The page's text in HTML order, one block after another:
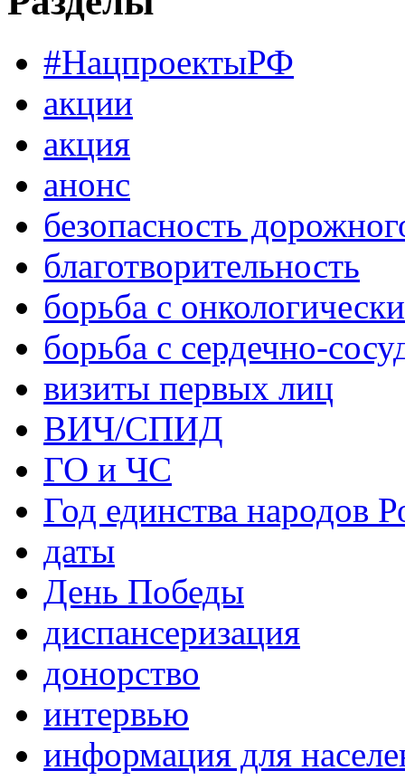
#НацпроектыРФ
акции
акция
анонс
безопасность
благотворительность
борьба с
борьба с сердечно-
визиты первых лиц
ВИЧ/СПИД
ГО и ЧС
Год единства народов
даты
День Победы
диспансеризация
донорство
интервью
информация для